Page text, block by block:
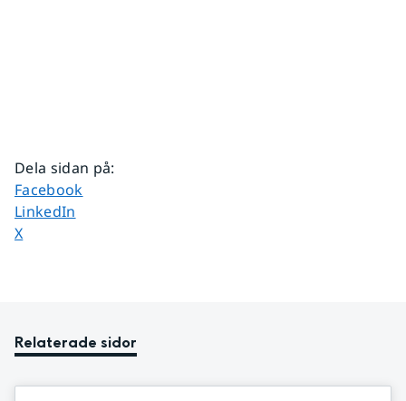
Dela sidan på:
Dela sidan på
Facebook
Dela sidan på
LinkedIn
Dela sidan på
X
Relaterade sidor